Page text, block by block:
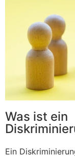
Was ist ein
Ein